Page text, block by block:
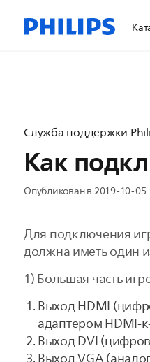
Служба поддержки
Как
Опубликован в 2019-10-05
Для подключения
должна иметь один
1) Большая часть
Выход HDMI
адаптером HDMI-
Выход DVI